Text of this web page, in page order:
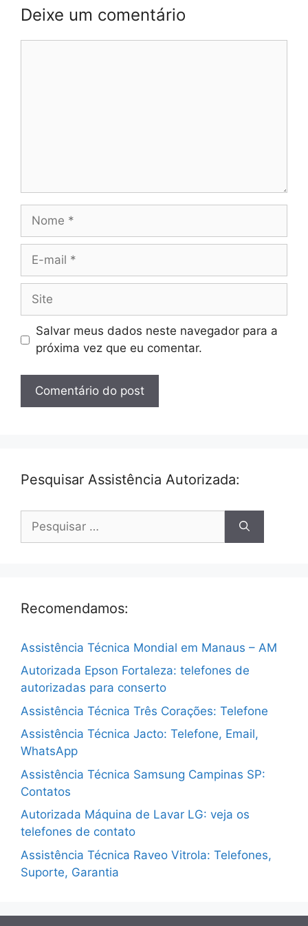
Deixe um comentário
Nome
Site
Salvar meus dados neste navegador para a
próxima vez que eu comentar.
Pesquisar Assistência Autorizada:
por:
Recomendamos:
Assistência Técnica Mondial em Manaus – AM
Autorizada Epson Fortaleza: telefones de
autorizadas para conserto
Assistência Técnica Três Corações: Telefone
Assistência Técnica Jacto: Telefone, Email,
WhatsApp
Assistência Técnica Samsung Campinas SP:
Contatos
Autorizada Máquina de Lavar LG: veja os
telefones de contato
Assistência Técnica Raveo Vitrola: Telefones,
Suporte, Garantia